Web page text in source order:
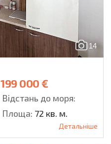
14
199 000 €
Відстань до моря:
Площа: 72 кв. м.
Детальніше